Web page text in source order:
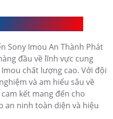
Sony Imou An Thành Phát
đầu về lĩnh vực cung
chất lượng cao. Với đội
và am hiểu sâu về
kết mang đến cho
an ninh toàn diện và hiệu